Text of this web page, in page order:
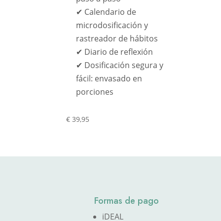
✔ Calendario de
microdosificación y
rastreador de hábitos
✔ Diario de reflexión
✔ Dosificación segura y
fácil: envasado en
porciones
€ 39,95
Formas de pago
iDEAL